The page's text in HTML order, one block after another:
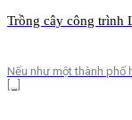
Trồng cây công trình
Nếu như một thành phố
[…]